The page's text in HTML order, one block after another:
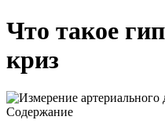
Что такое
криз
Содержание